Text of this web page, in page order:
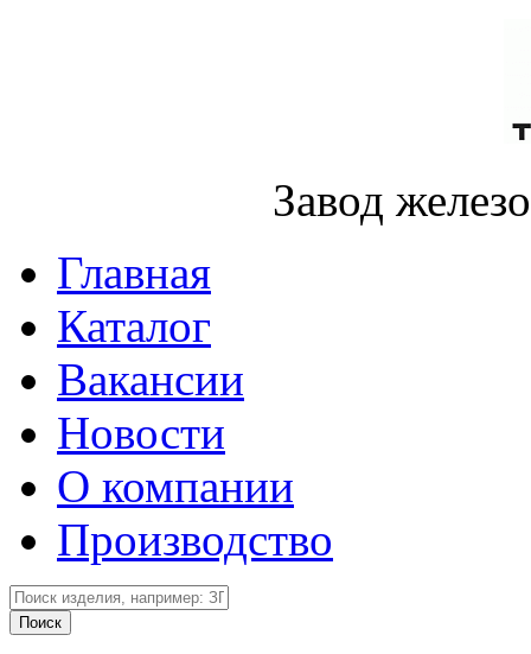
Завод
Главная
Каталог
Вакансии
Новости
О компании
Производство